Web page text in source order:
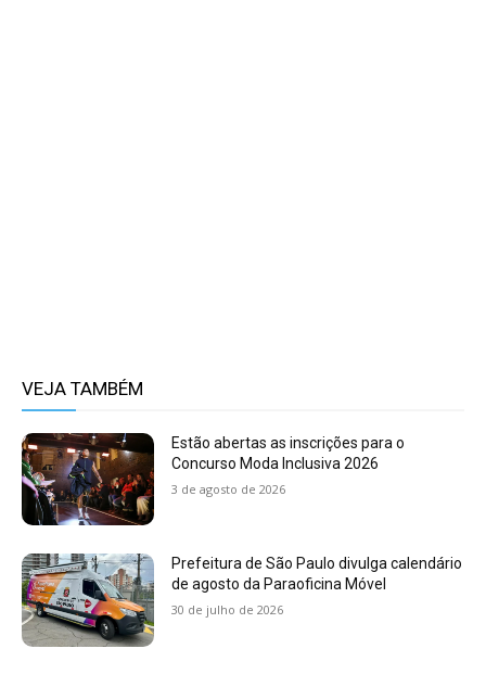
VEJA TAMBÉM
Estão abertas as inscrições para o
Concurso Moda Inclusiva 2026
3 de agosto de 2026
Prefeitura de São Paulo divulga calendário
de agosto da Paraoficina Móvel
30 de julho de 2026